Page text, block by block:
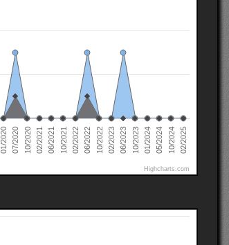
01/2020 07/2020 10/2020 02/2021 06/2021 10/2021 02/2022 06/2022 10/2022 02/2023 06/2023 10/2023 01/2024 05/2024 10/2024 02/2025
Highcharts.com